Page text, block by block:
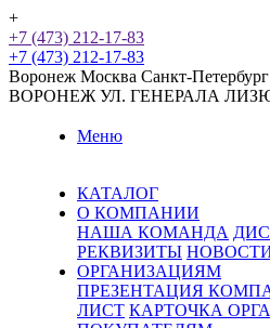
+
+7 (473) 212-17-83
+7 (473) 212-17-83
Воронеж Москва Санкт-Петербург
ВОРОНЕЖ УЛ. ГЕНЕРАЛА
Меню
КАТАЛОГ
О КОМПАНИИ
НАША КОМАНДА
РЕКВИЗИТЫ
ОРГАНИЗАЦИЯМ
ПРЕЗЕНТАЦИЯ
ЛИСТ КАРТОЧКА